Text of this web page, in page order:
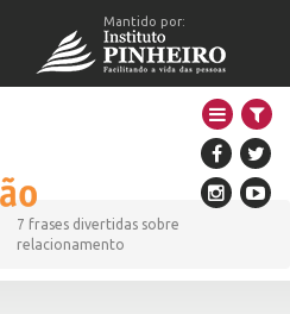
Mantido por:
7 frases divertidas sobre
relacionamento